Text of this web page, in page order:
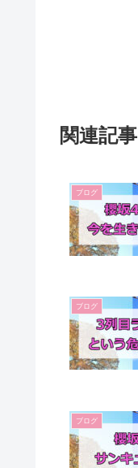
関連記事
ブログ
ブログ
ブログ